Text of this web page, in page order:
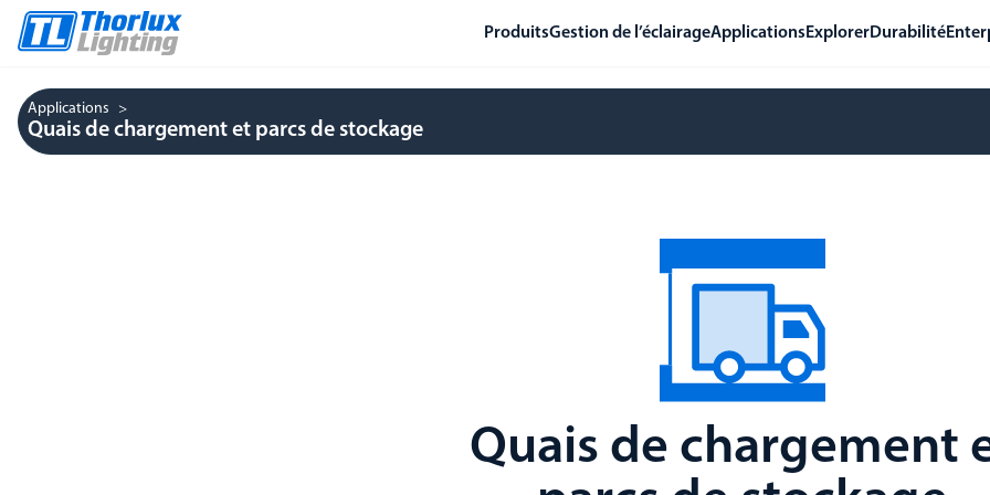
ProduitsGestion de l’éclairageApplications ExplorerDurabilité
Applications
Quais de chargement et parcs de stockage
Quais de chargement